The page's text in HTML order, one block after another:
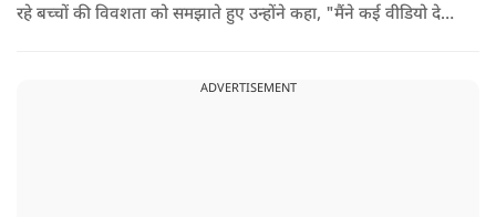
रहे बच्चों की विवशता को समझाते हुए उन्होंने कहा, "मैंने कई वीडियो देखे
यहां तक गंभीर हैं कि बच्चों के पास ऑनलाइन फूड नहीं जा पा रहा है. ऐसी
ADVERTISEMENT